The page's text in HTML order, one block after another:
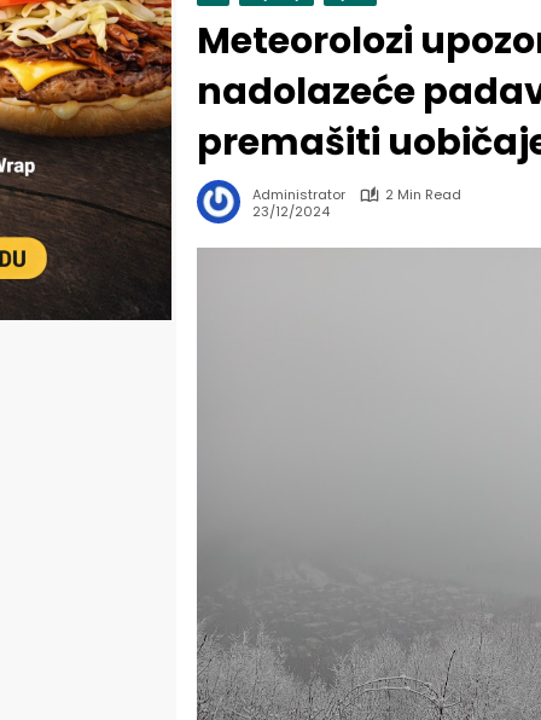
Meteorolozi
nadolazeće
premašiti
Administrator
2 Min Read
23/12/2024